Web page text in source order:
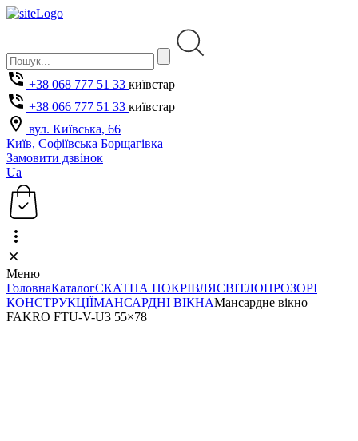
+38 068 777 51 33 київстар
+38 066 777 51 33 київстар
вул. Київська, 66
Київ, Софіївська Борщагівка
Замовити дзвінок
Ua
Меню
ГоловнаКаталогСКАТНА ПОКРІВЛЯСВІТЛОПРОЗОРІ
КОНСТРУКЦІЇМАНСАРДНІ ВІКНАМансардне вікно
FAKRO FTU-V-U3 55×78